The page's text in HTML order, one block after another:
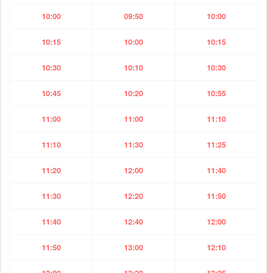
10:00 09:50 10:00
10:15 10:00 10:15
10:30 10:10 10:30
10:45 10:20 10:55
11:00 11:00 11:10
11:10 11:30 11:25
11:20 12:00 11:40
11:30 12:20 11:50
11:40 12:40 12:00
11:50 13:00 12:10